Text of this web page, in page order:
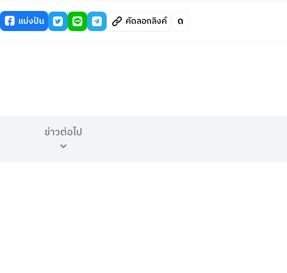
แบ่งปัน คัดลอกลิงค์
ข่าวต่อไป